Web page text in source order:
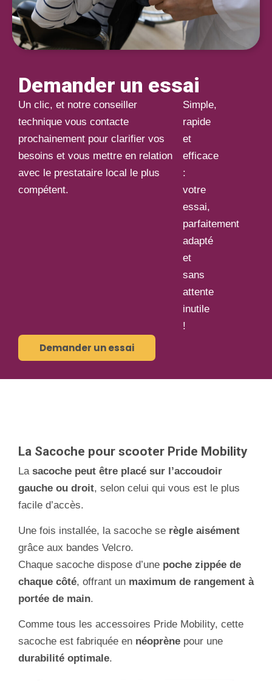
Demander un essai
Un clic, et notre conseiller
technique vous contacte
prochainement pour clarifier vos
besoins et vous mettre en relation
avec le prestataire local le plus
compétent.
Simple,
rapide
et
efficace
:
votre
essai,
parfaitement
adapté
et
sans
attente
inutile
!
Demander un essai
La Sacoche pour scooter Pride Mobility
La sacoche peut être placé sur l’accoudoir
gauche ou droit, selon celui qui vous est le plus
facile d’accès.
Une fois installée, la sacoche se règle aisément
grâce aux bandes Velcro.
Chaque sacoche dispose d’une poche zippée de
chaque côté, offrant un maximum de rangement à
portée de main.
Comme tous les accessoires Pride Mobility, cette
sacoche est fabriquée en néoprène pour une
durabilité optimale.